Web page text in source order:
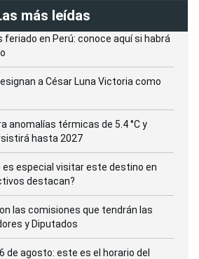
más leídas
feriado en Perú: conoce aquí si habrá
a César Luna Victoria como
anomalías térmicas de 5.4 °C y
hasta 2027
es especial visitar este destino en
destacan?
las comisiones que tendrán las
y Diputados
de agosto: este es el horario del